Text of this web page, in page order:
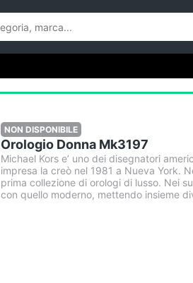
NON DISPONIBILE
Orologio Donna Mk3197
Michael Kors e’ uno dei disegnatori
impresa la creò nel 1981 a Nueva York.
prima collezione di orologi di lusso. Nei
con quello moderno, mettendo insieme